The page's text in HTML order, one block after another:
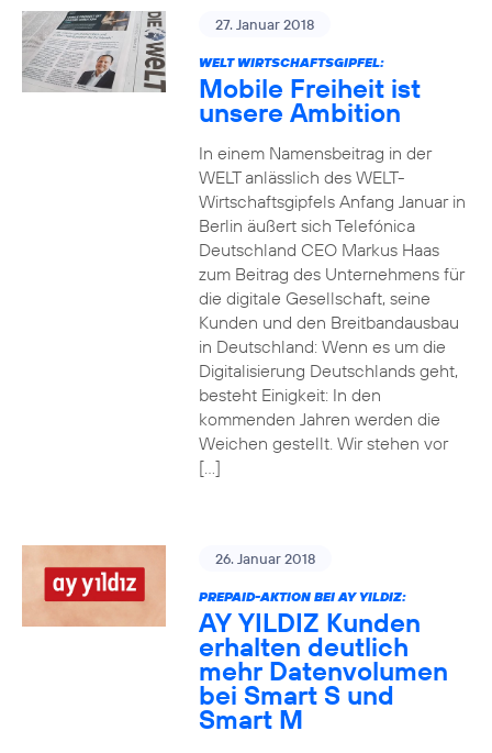
27. Januar 2018
WELT WIRTSCHAFTSGIPFEL:
Mobile Freiheit ist
unsere Ambition
In einem Namensbeitrag in der
WELT anlässlich des WELT-
Wirtschaftsgipfels Anfang Januar in
Berlin äußert sich Telefónica
Deutschland CEO Markus Haas
zum Beitrag des Unternehmens für
die digitale Gesellschaft, seine
Kunden und den Breitbandausbau
in Deutschland: Wenn es um die
Digitalisierung Deutschlands geht,
besteht Einigkeit: In den
kommenden Jahren werden die
Weichen gestellt. Wir stehen vor
[…]
26. Januar 2018
PREPAID-AKTION BEI AY YILDIZ:
AY YILDIZ Kunden
erhalten deutlich
mehr Datenvolumen
bei Smart S und
Smart M